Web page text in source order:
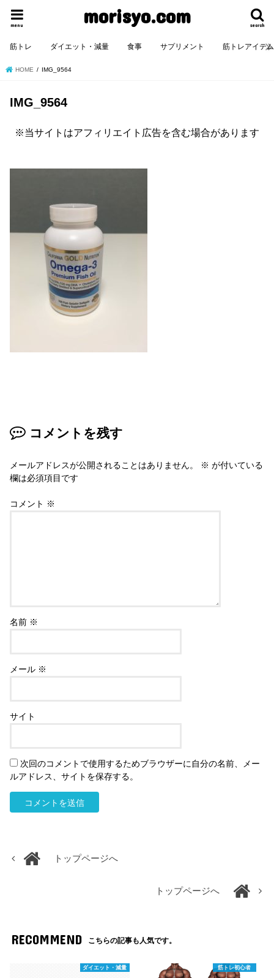
morisyo.com search
menu
筋トレ ダイエット・減量 食事 サプリメント 筋トレアイテム
HOME IMG_9564
IMG_9564
※当サイトはアフィリエイト広告を含む場合があります
コメントを残す
メールアドレスが公開されることはありません。 ※ が付いている
欄は必須項目です
コメント ※
名前 ※
メール ※
サイト
次回のコメントで使用するためブラウザーに自分の名前、メー
ルアドレス、サイトを保存する。
トップページへ
トップページへ
RECOMMEND こちらの記事も人気です。
ダイエット・減量 筋トレ初心者